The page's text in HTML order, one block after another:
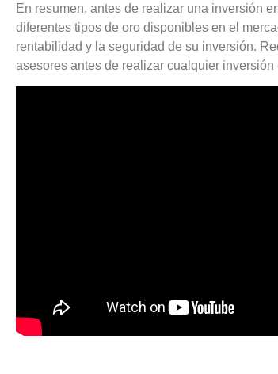
En resumen, antes de realizar una inversión
diferentes tipos de oro disponibles en el
rentabilidad y la seguridad de su inversión.
asesores antes de realizar cualquier inversión